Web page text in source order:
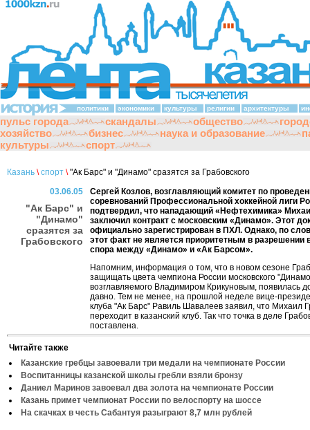
политики экономики культуры религии архитектуры
пульс города скандалы общество
хозяйство
бизнес наука и образование
культуры
спорт
Казань \ спорт \"Ак Барс" и "Динамо" сразятся за Грабовского
03.06.05
"Ак Барс" и
"Динамо"
сразятся за
Грабовского
Сергей Козлов, возглавляющий комитет по
соревнований Профессиональной хоккейной лиги
подтвердил, что нападающий «Нефтехимика»
заключил контракт с московским «Динамо». Этот
официально зарегистрирован в ПХЛ. Однако, по
этот факт не является приоритетным в разрешении
спора между «Динамо» и «Ак Барсом».
Напомним, информация о том, что в новом сезоне
защищать цвета чемпиона России московского
возглавляемого Владимиром Крикуновым, появилась
давно. Тем не менее, на прошлой неделе вице-
клуба "Ак Барс" Равиль Шавалеев заявил, что Михаил
переходит в казанский клуб. Так что точка в деле
поставлена.
Читайте также
Казанские гребцы завоевали три медали на чемпионате России
Воспитанницы казанской школы гребли взяли бронзу
Даниел Маринов завоевал два золота на чемпионате России
Казань примет чемпионат России по велоспорту на шоссе
На скачках в честь Сабантуя разыграют 8,7 млн рублей